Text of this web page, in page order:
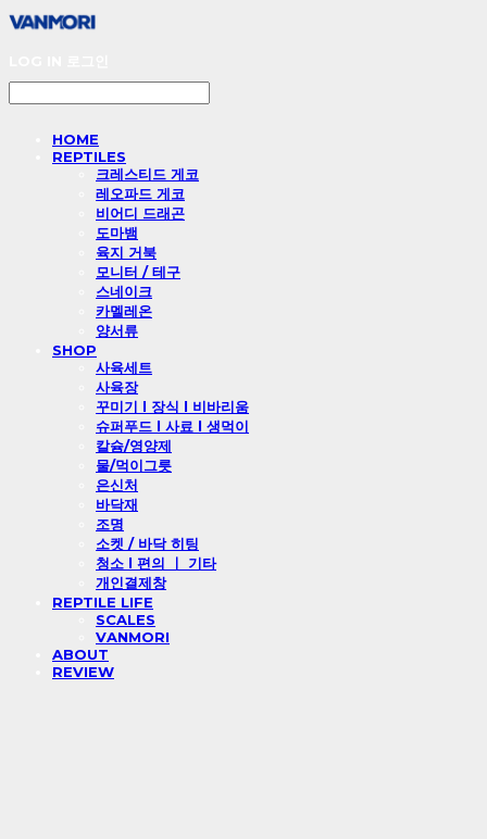
HOME
REPTILES
크레스티드 게코
레오파드 게코
비어디 드래곤
도마뱀
육지 거북
모니터 / 테구
스네이크
카멜레온
양서류
SHOP
사육세트
사육장
꾸미기 l 장식 l 비바리움
슈퍼푸드 l 사료 l 생먹이
칼슘/영양제
물/먹이그릇
은신처
바닥재
조명
소켓 / 바닥 히팅
청소 l 편의 ㅣ 기타
개인결제창
REPTILE LIFE
SCALES
VANMORI
ABOUT
REVIEW